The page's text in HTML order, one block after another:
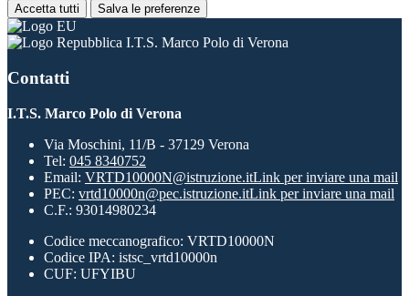
Accetta tutti Salva le preferenze
I.T.S. Marco Polo di Verona
Contatti
I.T.S. Marco Polo di Verona
Via Moschini, 11/B - 37129 Verona
Tel: 045 8340752
Email: VRTD10000N@istruzione.itLink per inviare una mail
PEC: vrtd10000n@pec.istruzione.itLink per inviare una mail
C.F.: 93014980234
Codice meccanografico: VRTD10000N
Codice IPA: istsc_vrtd10000n
CUF: UFYIBU